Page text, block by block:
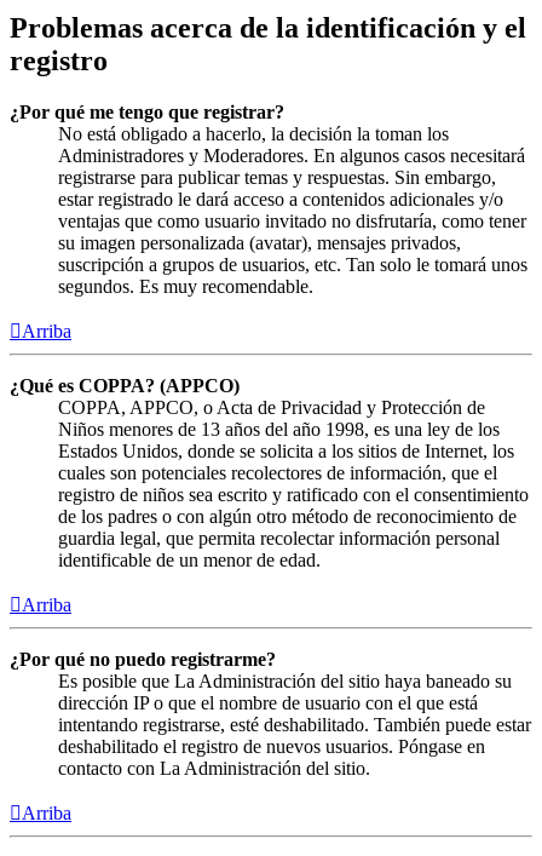
Problemas acerca de la identificación y el
registro
¿Por qué me tengo que registrar?
No está obligado a hacerlo, la decisión la toman los
Administradores y Moderadores. En algunos casos necesitará
registrarse para publicar temas y respuestas. Sin embargo,
estar registrado le dará acceso a contenidos adicionales y/o
ventajas que como usuario invitado no disfrutaría, como tener
su imagen personalizada (avatar), mensajes privados,
suscripción a grupos de usuarios, etc. Tan solo le tomará unos
segundos. Es muy recomendable.
Arriba
¿Qué es COPPA? (APPCO)
COPPA, APPCO, o Acta de Privacidad y Protección de
Niños menores de 13 años del año 1998, es una ley de los
Estados Unidos, donde se solicita a los sitios de Internet, los
cuales son potenciales recolectores de información, que el
registro de niños sea escrito y ratificado con el consentimiento
de los padres o con algún otro método de reconocimiento de
guardia legal, que permita recolectar información personal
identificable de un menor de edad.
Arriba
¿Por qué no puedo registrarme?
Es posible que La Administración del sitio haya baneado su
dirección IP o que el nombre de usuario con el que está
intentando registrarse, esté deshabilitado. También puede estar
deshabilitado el registro de nuevos usuarios. Póngase en
contacto con La Administración del sitio.
Arriba